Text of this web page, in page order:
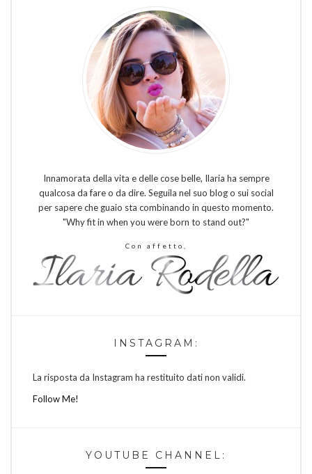
Innamorata della vita e delle cose belle, Ilaria ha sempre
qualcosa da fare o da dire. Seguila nel suo blog o sui social
per sapere che guaio sta combinando in questo momento.
"Why fit in when you were born to stand out?"
Con affetto,
INSTAGRAM:
La risposta da Instagram ha restituito dati non validi.
Follow Me!
YOUTUBE CHANNEL: